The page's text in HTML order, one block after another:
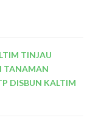
TINJAU
TANAMAN
DISBUN KALTIM